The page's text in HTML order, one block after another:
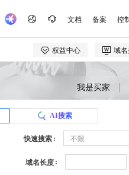
我是买家
AI搜索
快速搜索 不限
域名长度